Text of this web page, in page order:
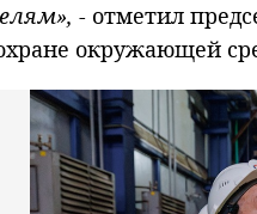
- отметил
окружающей